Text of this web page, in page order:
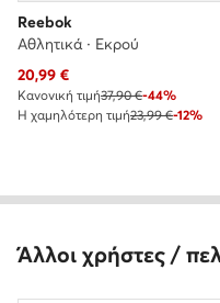
Reebok
Αθλητικά · Εκρού
Τρέχουσα τιμή
20,99 €
Κανονική τιμή37,90 €-44%
Η χαμηλότερη τιμή23,99 €-12%
Άλλοι χρήστες /